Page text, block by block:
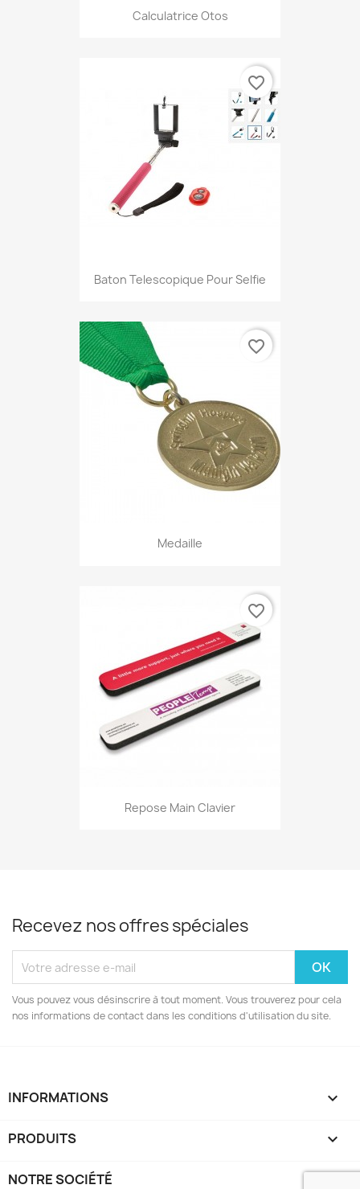
Calculatrice Otos
Baton Telescopique Pour Selfie
favorite_border
Medaille
favorite_border
Repose Main Clavier
favorite_border
Recevez nos offres spéciales
Vous pouvez vous désinscrire à tout moment. Vous trouverez pour cela
nos informations de contact dans les conditions d'utilisation du site.
INFORMATIONS keyboard_arrow_down
PRODUITS 
NOTRE SOCIÉTÉ